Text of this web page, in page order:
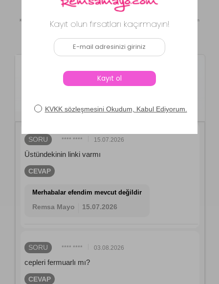
Kaynak: Trendyol ⚡ CollectAction
Ürün Soru ve Cevapları
Remsa Mayo Remsa Erkek Havuz
Deniz Uzun Kapri Şort Mayo
SORU **** **** 15.07.2026
Üstündekinin linki varmı
CEVAP
Merhabalar efendim mevcut değildir
Remsa Mayo 15.07.2026
SORU **** **** 03.08.2026
cepleri fermuarlı mı?
CEVAP